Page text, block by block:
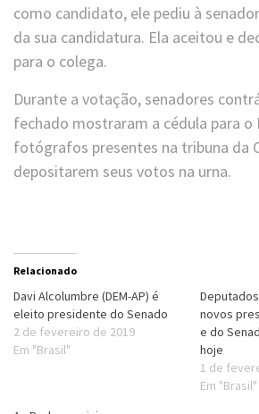
como candidato, ele pediu à
da sua candidatura. Ela aceitou e
para o colega.
Durante a votação, senadores
fechado mostraram a cédula para o
fotógrafos presentes na tribuna da
depositarem seus votos na urna.
Relacionado
Davi Alcolumbre (DEM-AP) é
eleito presidente do Senado
2 de fevereiro de 2019
Em "Brasil"
novos
e do
hoje
1 de
Em "Brasil"